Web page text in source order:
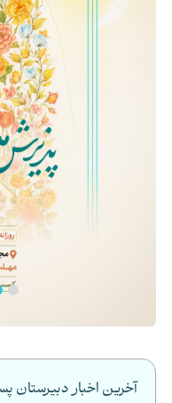
آخرین اخبار دبیرستان